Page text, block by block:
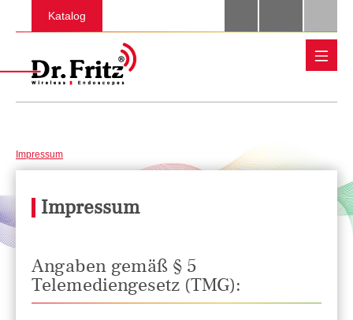
Zum Hauptinhalt springen
Katalog
Impressum
Impressum
Angaben gemäß § 5
Telemediengesetz (TMG):